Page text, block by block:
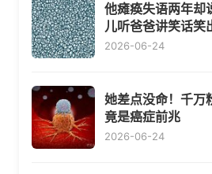
他瘫痪失语两年
儿听爸爸讲笑话笑
2026-06-24
她差点没命！千万
竟是癌症前兆
2026-06-24